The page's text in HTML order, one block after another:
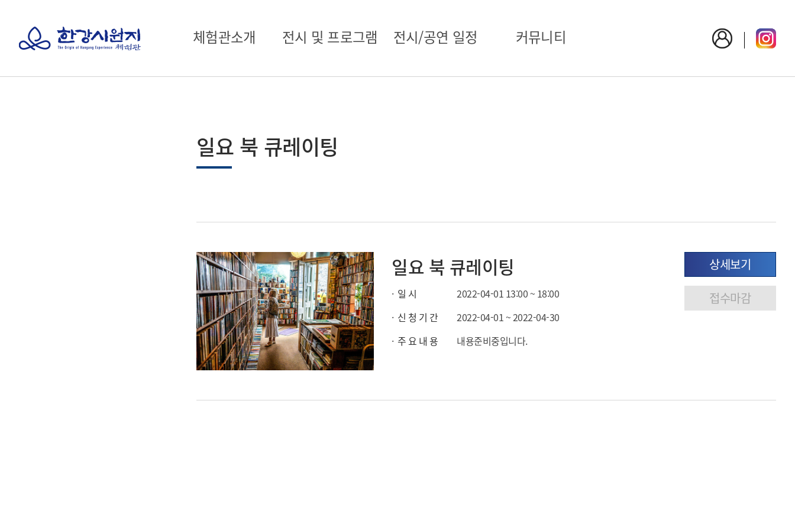
체험관소개 전시 및 프로그램 전시/공연 일정 커뮤니티
일요 북 큐레이팅
일요 북 큐레이팅
일 시
2022-04-01 13:00 ~ 18:00
신 청 기 간
2022-04-01 ~ 2022-04-30
주 요 내 용
내용준비중입니다.
상세보기